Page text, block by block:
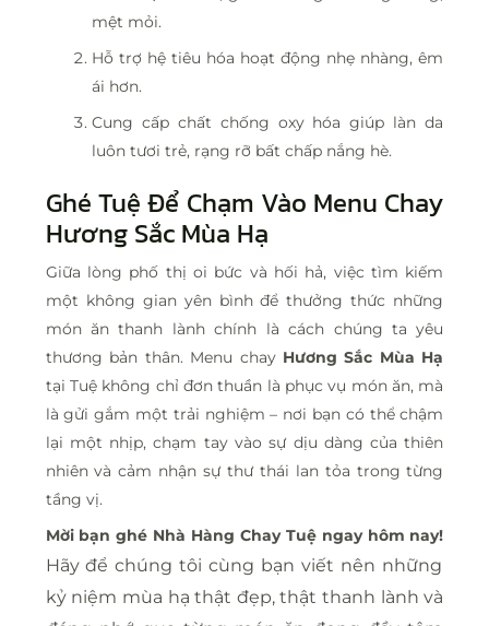
mệt mỏi.
Hỗ trợ hệ tiêu hóa hoạt động nhẹ nhàng, êm
ái hơn.
Cung cấp chất chống oxy hóa giúp làn da
luôn tươi trẻ, rạng rỡ bất chấp nắng hè.
Ghé Tuệ Để Chạm Vào Menu Chay
Hương Sắc Mùa Hạ
Giữa lòng phố thị oi bức và hối hả, việc tìm kiếm
một không gian yên bình để thưởng thức những
món ăn thanh lành chính là cách chúng ta yêu
thương bản thân. Menu chay Hương Sắc Mùa Hạ
tại Tuệ không chỉ đơn thuần là phục vụ món ăn, mà
là gửi gắm một trải nghiệm – nơi bạn có thể chậm
lại một nhịp, chạm tay vào sự dịu dàng của thiên
nhiên và cảm nhận sự thư thái lan tỏa trong từng
tầng vị.
Mời bạn ghé Nhà Hàng Chay Tuệ ngay hôm nay!
Hãy để chúng tôi cùng bạn viết nên những
kỷ niệm mùa hạ thật đẹp, thật thanh lành và